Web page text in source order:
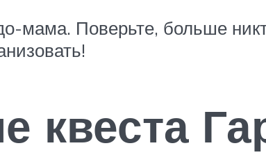
мама. Поверьте, больше
квеста